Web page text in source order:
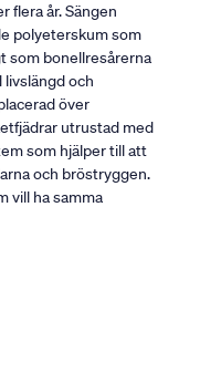
flera år. Sängen
polyeterskum som
som bonellresårerna
livslängd och
över
utrustad med
som hjälper till att
och bröstryggen.
vill ha samma